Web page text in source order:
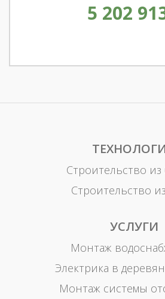
5 202
Строительство из
Строительство
УСЛУГИ
Монтаж
Электрика в
Монтаж системы